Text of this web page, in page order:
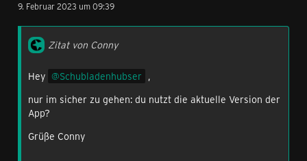
9. Februar 2023 um 09:39
Zitat von Conny
Hey Schubladenhubser ,
nur im sicher zu gehen: du nutzt die aktuelle Version der
App?
Grüße Conny